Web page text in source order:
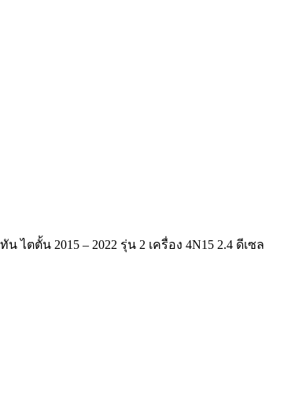
ไตตั้น 2015 – 2022 รุ่น 2 เครื่อง 4N15 2.4 ดีเซล